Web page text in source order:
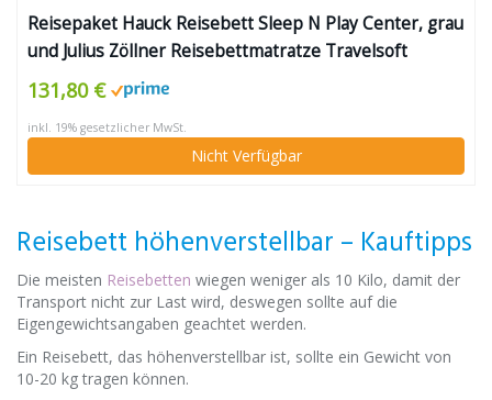
Reisepaket Hauck Reisebett Sleep N Play Center, grau
und Julius Zöllner Reisebettmatratze Travelsoft
Premium, 60 x 120 cm
131,80 €
inkl. 19% gesetzlicher MwSt.
Nicht Verfügbar
Reisebett höhenverstellbar – Kauftipps
Die meisten Reisebetten wiegen weniger als 10 Kilo, damit der
Transport nicht zur Last wird, deswegen sollte auf die
Eigengewichtsangaben geachtet werden.
Ein Reisebett, das höhenverstellbar ist, sollte ein Gewicht von
10-20 kg tragen können.